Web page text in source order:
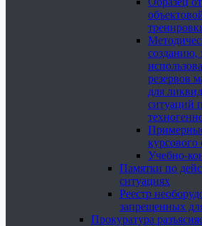
созданию,
резервов
для
ситуаций
курсового
Учебно-
Памятки по
ситуациях
Реестр
запрещенных
Прокуратура